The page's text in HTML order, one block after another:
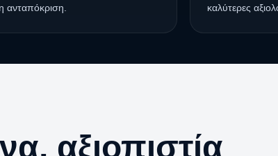
ανταπόκριση.
καλύτερες
αξιοπιστία